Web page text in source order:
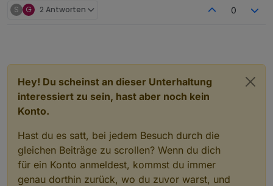
hin zum schauen obs daran liegt.
S G 2 Antworten 0
Hey! Du scheinst an dieser Unterhaltung
interessiert zu sein, hast aber noch kein
Konto.
Hast du es satt, bei jedem Besuch durch die
gleichen Beiträge zu scrollen? Wenn du dich
für ein Konto anmeldest, kommst du immer
genau dorthin zurück, wo du zuvor warst, und